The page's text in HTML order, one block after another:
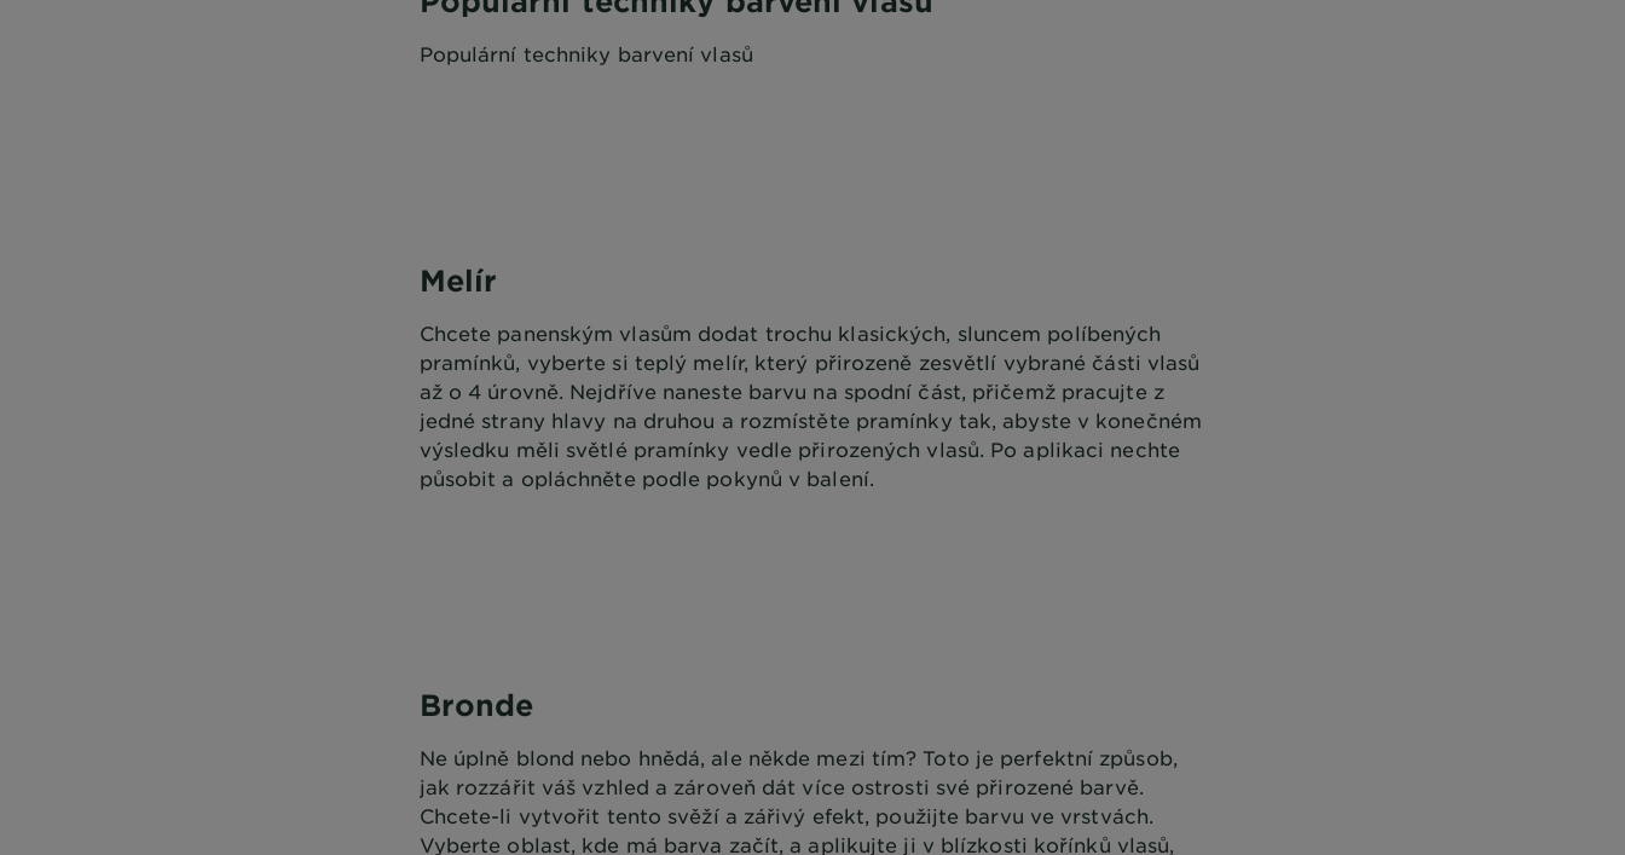
Populární techniky barvení vlasů
Melír
Chcete panenským vlasům dodat trochu klasických, sluncem políbených
pramínků, vyberte si teplý melír, který přirozeně zesvětlí vybrané části vlasů
až o 4 úrovně. Nejdříve naneste barvu na spodní část, přičemž pracujte z
jedné strany hlavy na druhou a rozmístěte pramínky tak, abyste v konečném
výsledku měli světlé pramínky vedle přirozených vlasů. Po aplikaci nechte
působit a opláchněte podle pokynů v balení.
Bronde
Ne úplně blond nebo hnědá, ale někde mezi tím? Toto je perfektní způsob,
jak rozzářit váš vzhled a zároveň dát více ostrosti své přirozené barvě.
Chcete-li vytvořit tento svěží a zářivý efekt, použijte barvu ve vrstvách.
Vyberte oblast, kde má barva začít, a aplikujte ji v blízkosti kořínků vlasů,